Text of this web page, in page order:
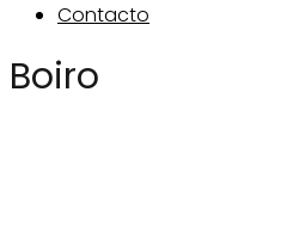
Contacto
Boiro